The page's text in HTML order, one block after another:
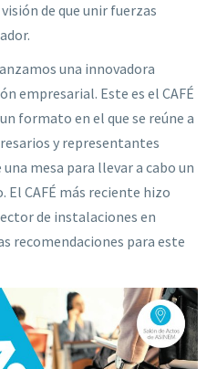
de que unir fuerzas
una innovadora
empresarial. Este es el CAFÉ
formato en el que se reúne a
y representantes
mesa para llevar a cabo un
El CAFÉ más reciente hizo
de instalaciones en
recomendaciones para este